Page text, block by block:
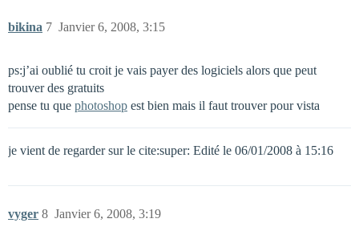
bikina Janvier 6, 2008, 3:15
7
ps:j’ai oublié tu croit je vais payer des logiciels alors que peut
trouver des gratuits
pense tu que photoshop est bien mais il faut trouver pour vista
je vient de regarder sur le cite:super: Edité le 06/01/2008 à 15:16
vyger Janvier 6, 2008, 3:19
8